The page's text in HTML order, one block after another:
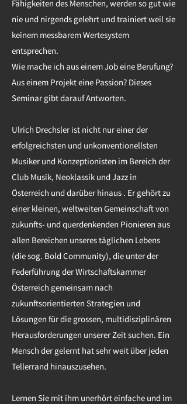
Fähigkeiten des Menschen, werden so gut wie
nie und nirgends gelehrt und trainiert weil sie
keinem messbarem Wertesystem
entsprechen.
Wie mache ich aus einem Job eine Berufung?
Aus einem Projekt eine Passion? Dieses
Seminar gibt darauf Antworten.
Ulrich Drechsler ist nicht nur einer der
erfolgreichsten und unkonventionellsten
Musiker und Konzeptionisten im Bereich der
Club Musik, Neoklassik und Jazz in
Österreich und darüber hinaus . Er gehört zu
einer kleinen, weltweiten Gemeinschaft von
zukunfts- und querdenkenden Pionieren aus
allen Bereichen unseres täglichen Lebens
(die sog. Bold Community), die unter der
Federführung der Wirtschaftskammer
Österreich gemeinsam nach
zukunftsorientierten Strategien und
Lösungen für die grossen, multidisziplinären
Herausforderungen unserer Zeit suchen. Ein
Mensch der gelernt hat sehr weit über jeden
Tellerrand hinauszusehen.
Lernen Sie mit ihm unerhört einfache und im